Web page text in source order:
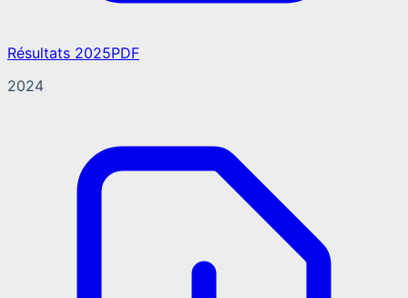
Résultats 2025PDF
2024